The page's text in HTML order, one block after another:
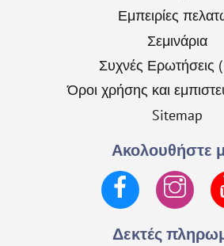
Εμπειρίες
Σεμινάρια
Συχνές Ερωτήσεις (
Όροι χρήσης και
Sitemap
Ακολουθήστε
Facebook
Δεκτές